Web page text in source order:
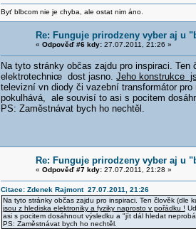
Byť blbcom nie je chyba, ale ostat nim áno.
Re: Funguje prirodzeny vyber aj u
« Odpověď #6 kdy:27.07.2011, 21:26 »
Na tyto stránky občas zajdu pro inspiraci.
elektrotechnice dost jasno.Jeho konstrukce
televizní vn diody či vazební transformátor
pokulhává, ale souvisí to asi s pocitem
PS: Zaměstnávat bych ho nechtěl.
Re: Funguje prirodzeny vyber aj u
« Odpověď #7 kdy:27.07.2011, 21:28 »
Citace: Zdenek Rajmont 27.07.2011, 21:26
Na tyto stránky občas zajdu pro inspiraci. Ten člověk (dle
jsou z hlediska elektroniky a fyziky naprosto v pořádku !
asi s pocitem dosáhnout výsledku a "jít dál hledat
PS: Zaměstnávat bych ho nechtěl.